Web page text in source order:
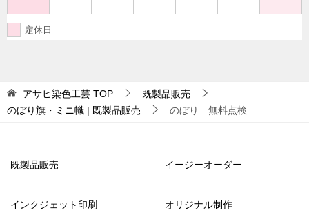
定休日
アサヒ染色工芸 TOP
既製品販売
のぼり旗・ミニ幟 | 既製品販売
のぼり 無料点検
既製品販売 イージーオーダー
インクジェット印刷 オリジナル制作